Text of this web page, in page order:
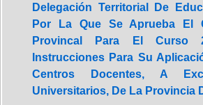
Delegación Territorial De
Por La Que Se Aprueba El
Provincal Para El Curso
Instrucciones Para Su
Centros Docentes, A
Universitarios, De La Provincia